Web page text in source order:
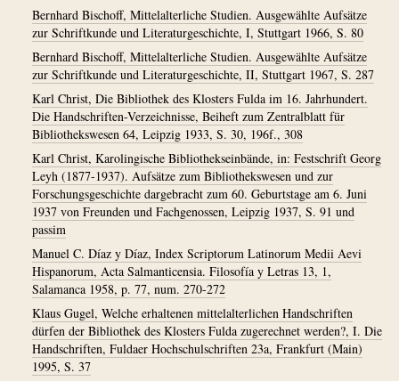
Bernhard Bischoff, Mittelalterliche Studien. Ausgewählte Aufsätze
zur Schriftkunde und Literaturgeschichte, I, Stuttgart 1966, S. 80
Bernhard Bischoff, Mittelalterliche Studien. Ausgewählte Aufsätze
zur Schriftkunde und Literaturgeschichte, II, Stuttgart 1967, S. 287
Karl Christ, Die Bibliothek des Klosters Fulda im 16. Jahrhundert.
Die Handschriften-Verzeichnisse, Beiheft zum Zentralblatt für
Bibliothekswesen 64, Leipzig 1933, S. 30, 196f., 308
Karl Christ, Karolingische Bibliothekseinbände, in: Festschrift Georg
Leyh (1877-1937). Aufsätze zum Bibliothekswesen und zur
Forschungsgeschichte dargebracht zum 60. Geburtstage am 6. Juni
1937 von Freunden und Fachgenossen, Leipzig 1937, S. 91 und
passim
Manuel C. Díaz y Díaz, Index Scriptorum Latinorum Medii Aevi
Hispanorum, Acta Salmanticensia. Filosofía y Letras 13, 1,
Salamanca 1958, p. 77, num. 270-272
Klaus Gugel, Welche erhaltenen mittelalterlichen Handschriften
dürfen der Bibliothek des Klosters Fulda zugerechnet werden?, I. Die
Handschriften, Fuldaer Hochschulschriften 23a, Frankfurt (Main)
1995, S. 37